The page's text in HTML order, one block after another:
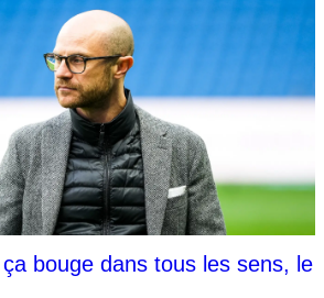
bouge dans tous les sens, le